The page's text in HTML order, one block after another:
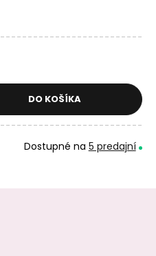
DO KOŠÍKA
Dostupné na 5 predajní